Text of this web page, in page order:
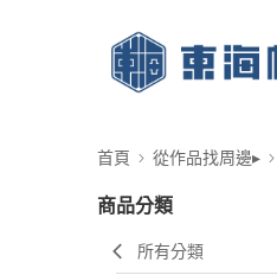
首頁 從作品找周邊▸
商品分類
所有分類